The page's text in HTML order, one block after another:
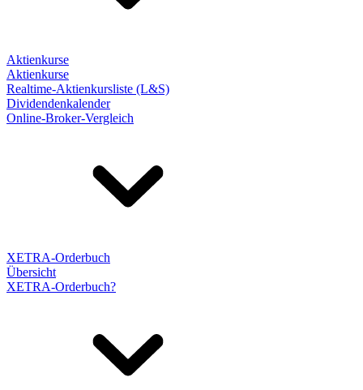
Aktienkurse
Aktienkurse
Realtime-Aktienkursliste (L&S)
Dividendenkalender
Online-Broker-Vergleich
XETRA-Orderbuch
Übersicht
XETRA-Orderbuch?